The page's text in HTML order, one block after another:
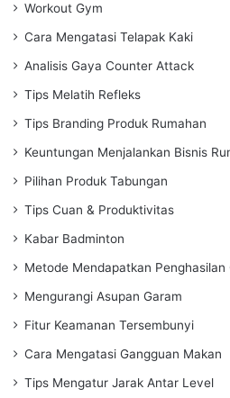
Workout Gym
Cara Mengatasi Telapak Kaki
Analisis Gaya Counter Attack
Tips Melatih Refleks
Tips Branding Produk Rumahan
Keuntungan Menjalankan Bisnis
Pilihan Produk Tabungan
Tips Cuan & Produktivitas
Kabar Badminton
Metode Mendapatkan Penghasilan
Mengurangi Asupan Garam
Fitur Keamanan Tersembunyi
Cara Mengatasi Gangguan Makan
Tips Mengatur Jarak Antar Level